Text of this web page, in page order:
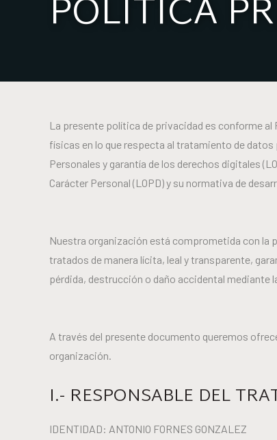
POLÍTICA
La presente política de privacidad es conforme al
físicas en lo que respecta al tratamiento de datos
Personales y garantía de los derechos digitales
Carácter Personal (LOPD) y su normativa de
Nuestra organización está comprometida con la
tratados de manera lícita, leal y transparente,
pérdida, destrucción o daño accidental
A través del presente documento queremos
organización.
I.- RESPONSABLE DEL
IDENTIDAD: ANTONIO FORNES GONZALEZ